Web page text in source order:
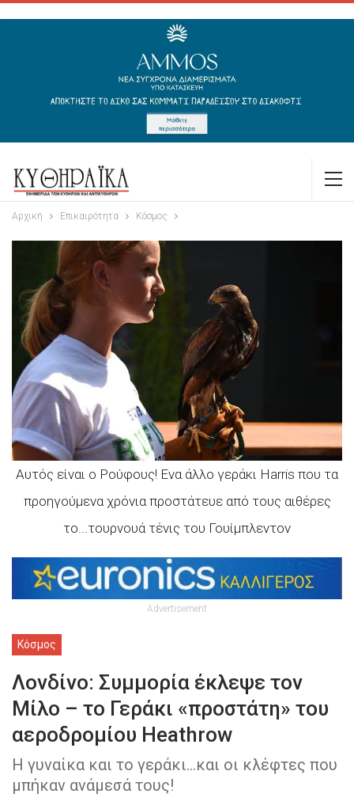
Αρχική Επικαιρότητα Κόσμος
Αυτός είναι ο Ρούφους! Ενα άλλο γεράκι Harris που τα
προηγούμενα χρόνια προστάτευε από τους αιθέρες
το...τουρνουά τένις του Γουίμπλεντον
Advertisement
Κόσμος
Λονδίνο: Συμμορία έκλεψε τον
Μίλο – το Γεράκι «προστάτη» του
αεροδρομίου Heathrow
Η γυναίκα και το γεράκι...και οι κλέφτες που
μπήκαν ανάμεσά τους!